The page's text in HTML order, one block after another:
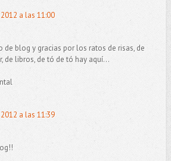
a las 11:00
de blog y gracias por los ratos de risas, de
de libros, de tó de tó hay aquí...
a las 11:39